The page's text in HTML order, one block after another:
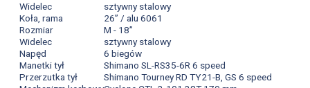
Widelec
sztywny stalowy
Koła, rama
26” / alu 6061
Rozmiar
M - 18”
Widelec
sztywny stalowy
Napęd
6 biegów
Manetki tył
Shimano SL-RS35-6R 6 speed
Przerzutka tył
Shimano Tourney RD TY21-B, GS 6 speed